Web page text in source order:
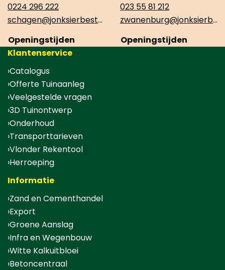
0224 296 222
schagen@jonksierbestrating.nl
Openingstijden
023 55 81 212
zwanenburg@jonksierbestrating.nl
Openingstijden
Klantenservice
Catalogus
Offerte Tuinaanleg
Veelgestelde vragen
3D Tuinontwerp
Onderhoud
Transporttarieven
Vlonder Rekentool
Herroeping
Informatie
Zand en Cementhandel
Export
Groene Aanslag
Infra en Wegenbouw
Witte Kalkuitbloei
Betoncentraal